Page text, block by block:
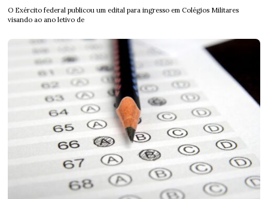
O Exército federal publicou um edital para ingresso em Colégios Militares
visando ao ano letivo de